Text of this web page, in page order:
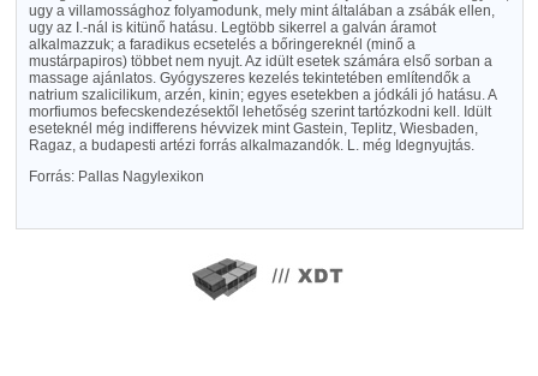
ugy a villamossághoz folyamodunk, mely mint általában a zsábák ellen,
ugy az I.-nál is kitünő hatásu. Legtöbb sikerrel a galván áramot
alkalmazzuk; a faradikus ecsetelés a bőringereknél (minő a
mustárpapiros) többet nem nyujt. Az idült esetek számára első sorban a
massage ajánlatos. Gyógyszeres kezelés tekintetében említendők a
natrium szalicilikum, arzén, kinin; egyes esetekben a jódkáli jó hatásu. A
morfiumos befecskendezésektől lehetőség szerint tartózkodni kell. Idült
eseteknél még indifferens hévvizek mint Gastein, Teplitz, Wiesbaden,
Ragaz, a budapesti artézi forrás alkalmazandók. L. még Idegnyujtás.
Forrás: Pallas Nagylexikon